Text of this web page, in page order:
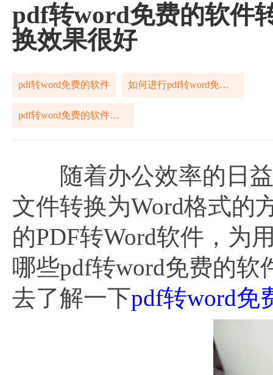
pdf转word免费的软件
换效果很好
pdf转word免费的软件 如何进行pdf转word免费的软件
pdf转word免费的软件怎么办
随着办公效率的日益
文件转换为Word格式的
的PDF转Word软件，为
哪些pdf转word免费的
去了解一下pdf转word免